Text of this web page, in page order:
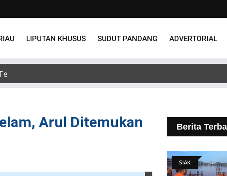
LIPUTAN KHUSUS SUDUT PANDANG ADVERTORIAL
Arus Sungai Siak, Penacarian Terus Dilakukan
Arul Ditemukan
Berita
SIAK